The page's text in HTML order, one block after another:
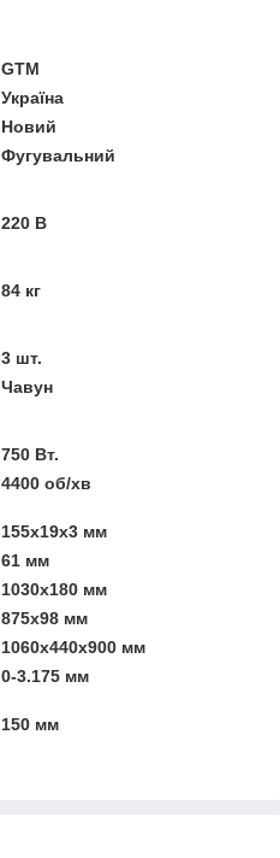
GTM
Україна
Новий
Фугувальний
220 В
84 кг
3 шт.
Чавун
750 Вт.
4400 об/хв
155х19х3 мм
61 мм
1030x180 мм
875x98 мм
1060x440x900 мм
0-3.175 мм
150 мм